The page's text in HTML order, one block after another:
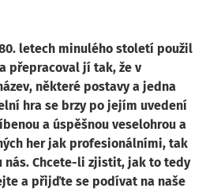
letech minulého století použil
přepracoval jí tak, že v
některé postavy a jedna
hra se brzy po jejím uvedení
a úspěšnou veselohrou a
her jak profesionálními, tak
nás. Chcete-li zjistit, jak to tedy
a přijďte se podívat na naše